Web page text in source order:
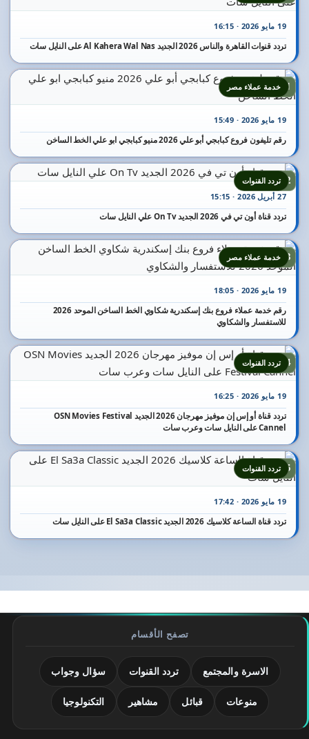
19 مايو 2026 · 16:15
تردد قنوات القاهرة والناس 2026 الجديد Al Kahera Wal Nas على النايل سات
21
19 مايو 2026 · 15:49
رقم تليفون فروع كبابجي أبو علي 2026 منيو كبابجي ابو علي الخط الساخن
خدمة عملاء مصر
22
27 أبريل 2026 · 15:15
تردد قناة أون تي في 2026 الجديد On Tv علي النايل سات
تردد القنوات
23
19 مايو 2026 · 18:05
رقم خدمة عملاء فروع بنك إسكندرية شكاوي الخط الساخن الموحد 2026
للاستفسار والشكاوي
خدمة عملاء مصر
24
19 مايو 2026 · 16:25
تردد قناة أو إس إن موفيز مهرجان 2026 الجديد OSN Movies Festival
Cannel على النايل سات وعرب سات
تردد القنوات
25
19 مايو 2026 · 17:42
تردد قناة الساعة كلاسيك 2026 الجديد El Sa3a Classic على النايل سات
تردد القنوات
تصفح الأقسام
الاسرة والمجتمع تردد القنوات سؤال وجواب
منوعات قبائل مشاهير التكنولوجيا